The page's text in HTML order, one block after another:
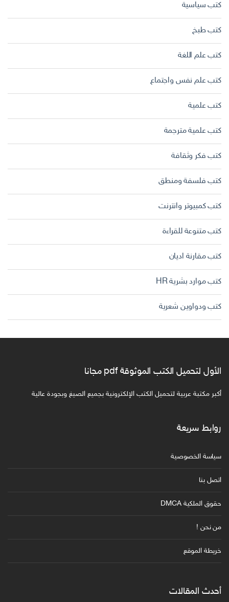
كتب سياسية
كتب طبخ
كتب علم اللغة
كتب علم نفس واجتماع
كتب علمية
كتب علمية مترجمة
كتب فكر وثقافة
كتب فلسفة ومنطق
كتب كمبيوتر وانترنت
كتب متنوعة للقراءة
كتب مقارنة اديان
كتب موارد بشرية HR
كتب ودواوين شعرية
الأول لتحميل الكتب الموثوقة pdf مجانا
أكبر مكتبة عربية لتحميل الكتب الإلكترونية بجميع الصيغ وبجودة عالية
روابط سريعة
سياسة الخصوصية
اتصل بنا
حقوق الملكية DMCA
من نحن !
خريطة الموقع
أحدث المقالات